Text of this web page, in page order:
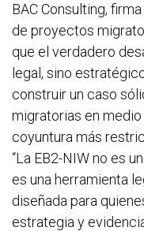
BAC Consulting,
de proyectos
que el verdadero
legal, sino
construir un caso
migratorias en medio
coyuntura más
“La EB2-NIW no es
es una herramienta
diseñada para
estrategia y